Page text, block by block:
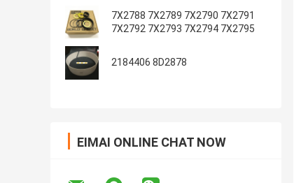
7X2788 7X2789 7X2790 7X2791
7X2792 7X2793 7X2794 7X2795
2184406 8D2878
ΕΊΜΑΙ ONLINE CHAT NOW